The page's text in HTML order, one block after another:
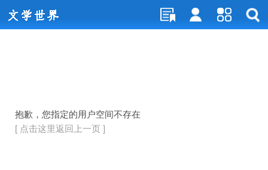
抱歉，您指定的用户空间不存在
[ 点击这里返回上一页 ]